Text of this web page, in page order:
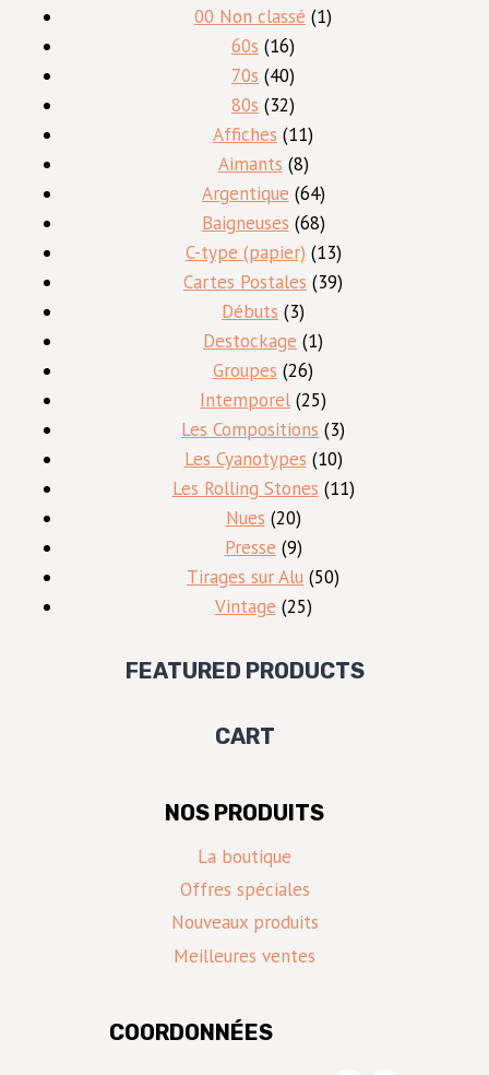
00 Non classé 11
60s 1616
produits
70s 4040
produits
80s 3232
produits
Affiches 1111
produits
Aimants 88
produits
Argentique 6464
produits
Baigneuses 6868
produits
C-type (papier) 1313
produits
Cartes Postales 3939
Débuts 33
produits
Destockage 11
Groupes 2626
produits
Intemporel 2525
produits
Les Compositions 33
produits
Les Cyanotypes 1010
produits
Les Rolling Stones 1111
Nues 2020
produits
Presse 99
produits
Tirages sur Alu 5050
Vintage 2525
FEATURED PRODUCTS
CART
NOS PRODUITS
La boutique
Offres spéciales
Nouveaux produits
Meilleures ventes
COORDONNÉES